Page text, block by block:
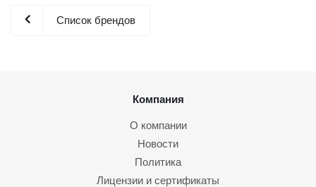
Список брендов
Компания
О компании
Новости
Политика
Лицензии и сертификаты